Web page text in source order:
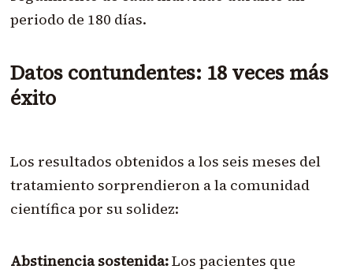
periodo de 180 días.
Datos contundentes: 18 veces más
éxito
Los resultados obtenidos a los seis meses del
tratamiento sorprendieron a la comunidad
científica por su solidez:
Abstinencia sostenida:Los pacientes que